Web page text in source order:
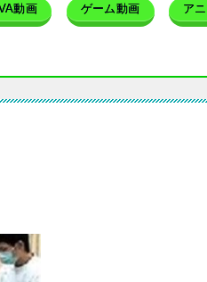
動画 ゲーム動画 ア